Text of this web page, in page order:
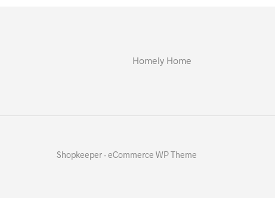
Homely Home
Shopkeeper - eCommerce WP Theme